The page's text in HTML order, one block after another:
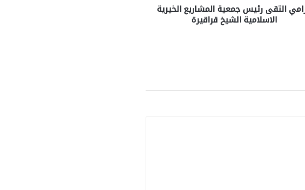
التقى رئيس جمعية المشاريع الخيرية
الاسلامية الشيخ قراقيرة